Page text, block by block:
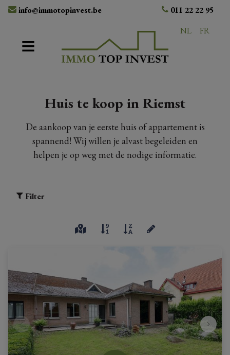
info@immotopinvest.be
011 22 22 95
NL
FR
Huis te koop in Riemst
De aankoop van je eerste huis of appartement is
spannend! Wij willen je alvast begeleiden en
helpen je op weg met de nodige informatie.
Filter